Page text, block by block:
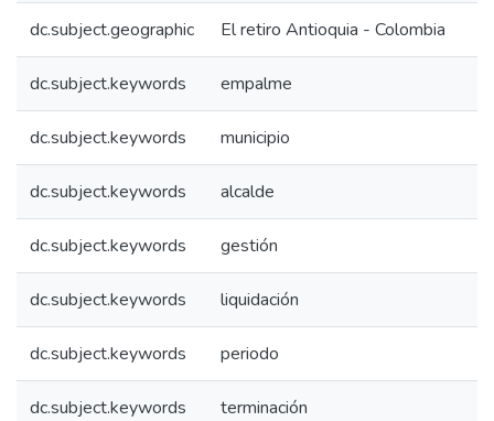
dc.subject.geographic El retiro Antioquia - Colombia
dc.subject.keywords empalme
dc.subject.keywords municipio
dc.subject.keywords alcalde
dc.subject.keywords gestión
dc.subject.keywords liquidación
dc.subject.keywords periodo
dc.subject.keywords terminación